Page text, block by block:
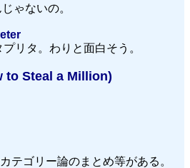
ゃないの。
リタ。わりと面白そう。
to Steal a Million)
テゴリー論のまとめ等がある。